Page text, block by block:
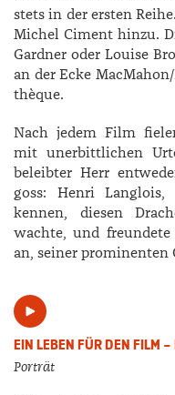
stets in der ersten
Michel ­Ciment hinzu.
­Gardner oder ­Louise
an der Ecke
thèque.
Nach jedem Film
mit unerbittlichen
beleibter Herr
goss: ­Henri
kennen, diesen
wachte, und
an, seiner prominenten
EIN LEBEN FÜR DEN FILM –
Porträt